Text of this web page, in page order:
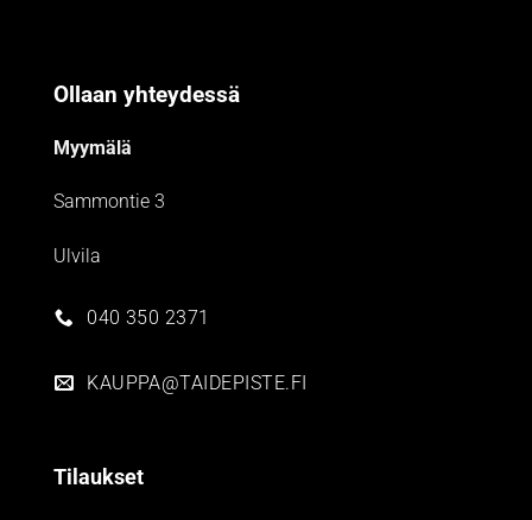
Ollaan yhteydessä
Myymälä
Sammontie 3
Ulvila
040 350 2371
KAUPPA@TAIDEPISTE.FI
Tilaukset